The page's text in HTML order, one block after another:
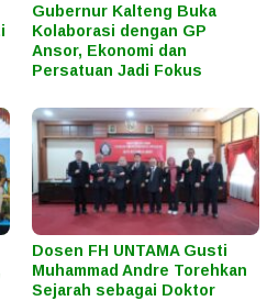
Gubernur Kalteng Buka
Kolaborasi dengan GP
Ansor, Ekonomi dan
Persatuan Jadi Fokus
Dosen FH UNTAMA Gusti
Muhammad Andre Torehkan
Sejarah sebagai Doktor